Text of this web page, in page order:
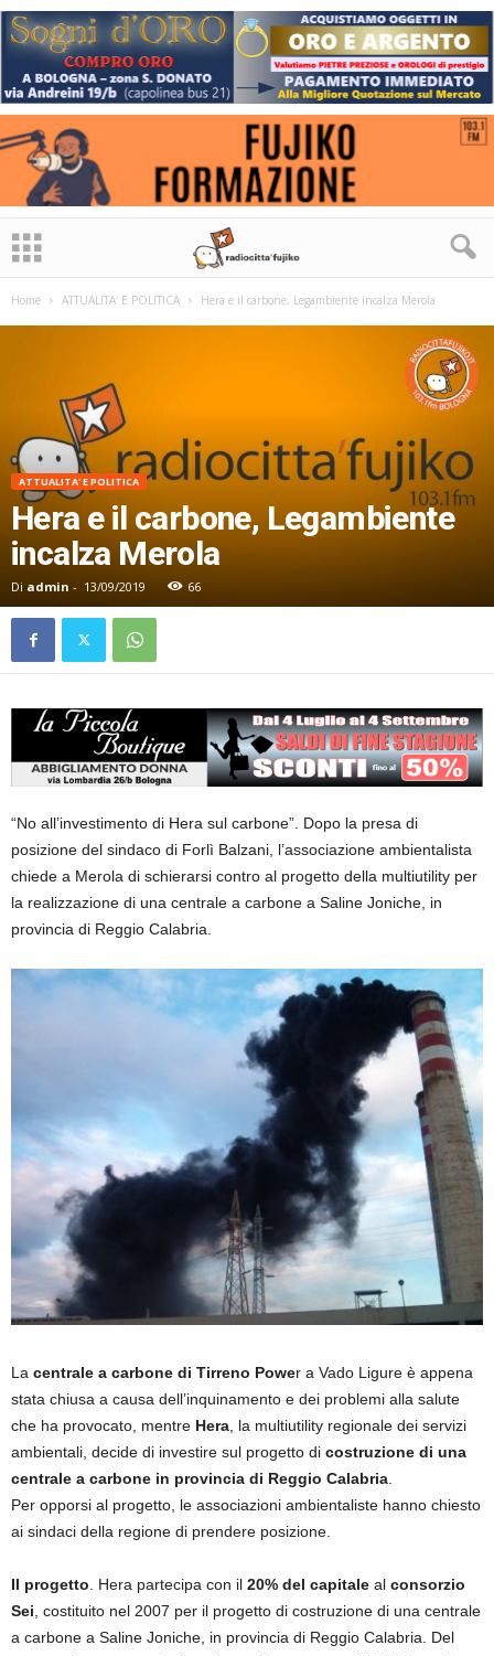
Home ATTUALITA' E POLITICA Hera e il carbone, Legambiente incalza Merola
ATTUALITA' E POLITICA
Hera e il carbone, Legambiente
incalza Merola
Di admin - 13/09/2019 66
“No all’investimento di Hera sul carbone”. Dopo la presa di
posizione del sindaco di Forlì Balzani, l’associazione ambientalista
chiede a Merola di schierarsi contro al progetto della multiutility per
la realizzazione di una centrale a carbone a Saline Joniche, in
provincia di Reggio Calabria.
La centrale a carbone di Tirreno Power a Vado Ligure è appena
stata chiusa a causa dell’inquinamento e dei problemi alla salute
che ha provocato, mentre Hera , la multiutility regionale dei servizi
ambientali, decide di investire sul progetto di costruzione di una
centrale a carbone in provincia di Reggio Calabria
Per opporsi al progetto, le associazioni ambientaliste hanno chiesto
ai sindaci della regione di prendere posizione.
Il progetto . Hera partecipa con il 20% del capitale al consorzio
Sei , costituito nel 2007 per il progetto di costruzione di una centrale
a carbone a Saline Joniche, in provincia di Reggio Calabria. Del